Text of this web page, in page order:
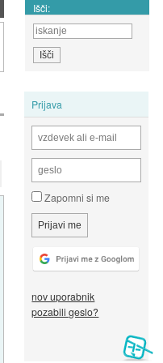
Išči:
Prijava
Zapomni si me
nov uporabnik
pozabili geslo?